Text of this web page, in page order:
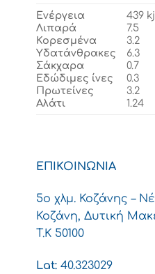
Ενέργεια
Λιπαρά
Κορεσμένα
Υδατάνθρακες
Σάκχαρα
Εδώδιμες ίνες
Πρωτείνες
Αλάτι
439
7.5
3.2
6.3
0.7
0.3
3.2
1.24
ΕΠΙΚΟΙΝΩΝΙΑ
5ο χλμ. Κοζάνης –
Κοζάνη, Δυτική
T.K 50100
Lat: 40.323029